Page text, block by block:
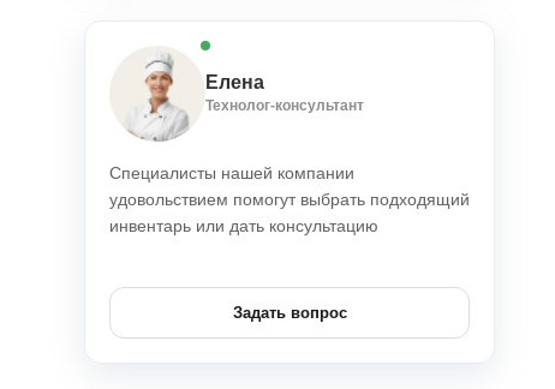
Елена
Технолог-консультант
Специалисты нашей компании
удовольствием помогут выбрать подходящий
инвентарь или дать консультацию
Задать вопрос